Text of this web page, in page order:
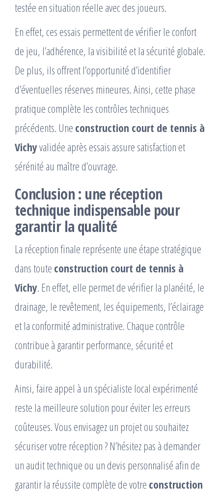
testée en situation réelle avec des joueurs.
En effet, ces essais permettent de vérifier le confort
de jeu, l’adhérence, la visibilité et la sécurité globale.
De plus, ils offrent l’opportunité d’identifier
d’éventuelles réserves mineures. Ainsi, cette phase
pratique complète les contrôles techniques
précédents. Une construction court de tennis à
Vichyvalidée après essais assure satisfaction et
sérénité au maître d’ouvrage.
Conclusion : une réception
technique indispensable pour
garantir la qualité
La réception finale représente une étape stratégique
dans toute construction court de tennis à
Vichy. En effet, elle permet de vérifier la planéité, le
drainage, le revêtement, les équipements, l’éclairage
et la conformité administrative. Chaque contrôle
contribue à garantir performance, sécurité et
durabilité.
Ainsi, faire appel à un spécialiste local expérimenté
reste la meilleure solution pour éviter les erreurs
coûteuses. Vous envisagez un projet ou souhaitez
sécuriser votre réception ? N’hésitez pas à demander
un audit technique ou un devis personnalisé afin de
garantir la réussite complète de votre construction